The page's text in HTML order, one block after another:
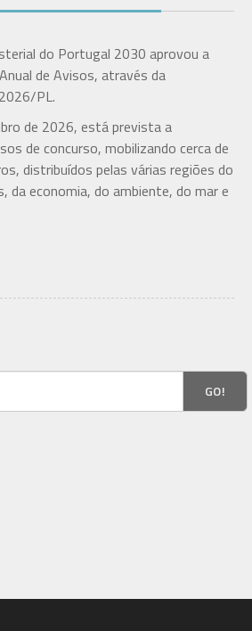
do Portugal 2030 aprovou a
de Avisos, através da
PL.
de 2026, está prevista a
de concurso, mobilizando cerca de
distribuídos pelas várias regiões do
da economia, do ambiente, do mar e
GO!